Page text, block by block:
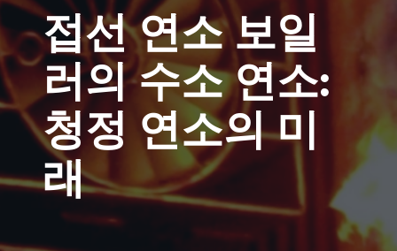
접선 연소 보일
러의 수소 연소:
청정 연소의 미
래